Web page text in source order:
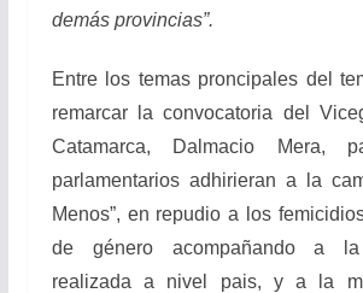
demás provincias”.
Entre los temas proncipales del
remarcar la convocatoria del
Catamarca, Dalmacio Mera,
parlamentarios adhirieran a la
Menos”, en repudio a los
de género acompañando a la
realizada a nivel pais, y a la